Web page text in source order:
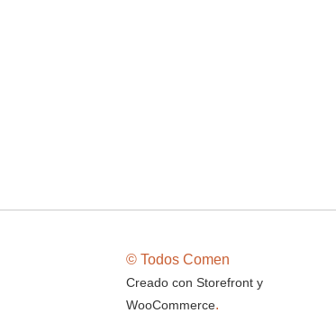
© Todos Comen
Creado con Storefront y
WooCommerce.